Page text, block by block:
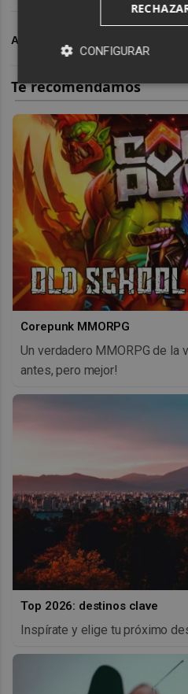
ARCHIVADO EN
Corepunk MMORPG
Un verdadero MMORPG de la
antes, pero mejor!
Top 2026: destinos clave
Inspírate y elige tu próximo
CONFIGURAR